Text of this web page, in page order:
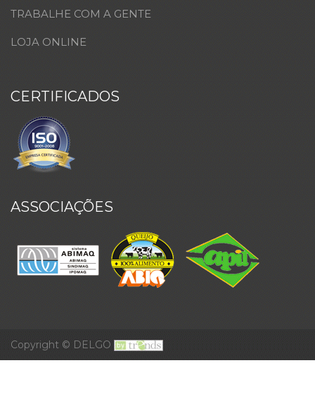
TRABALHE COM A GENTE
LOJA ONLINE
CERTIFICADOS
ASSOCIAÇÕES
Copyright © DELGO